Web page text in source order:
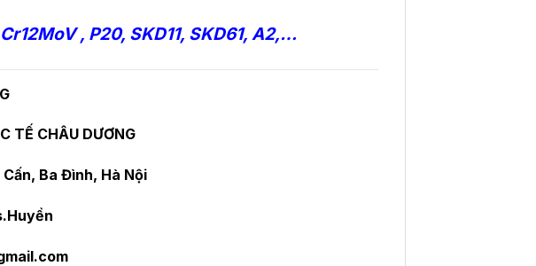
Cr12MoV, P20, SKD11, SKD61, A2,…
TẾ CHÂU DƯƠNG
Ba Đình, Hà Nội